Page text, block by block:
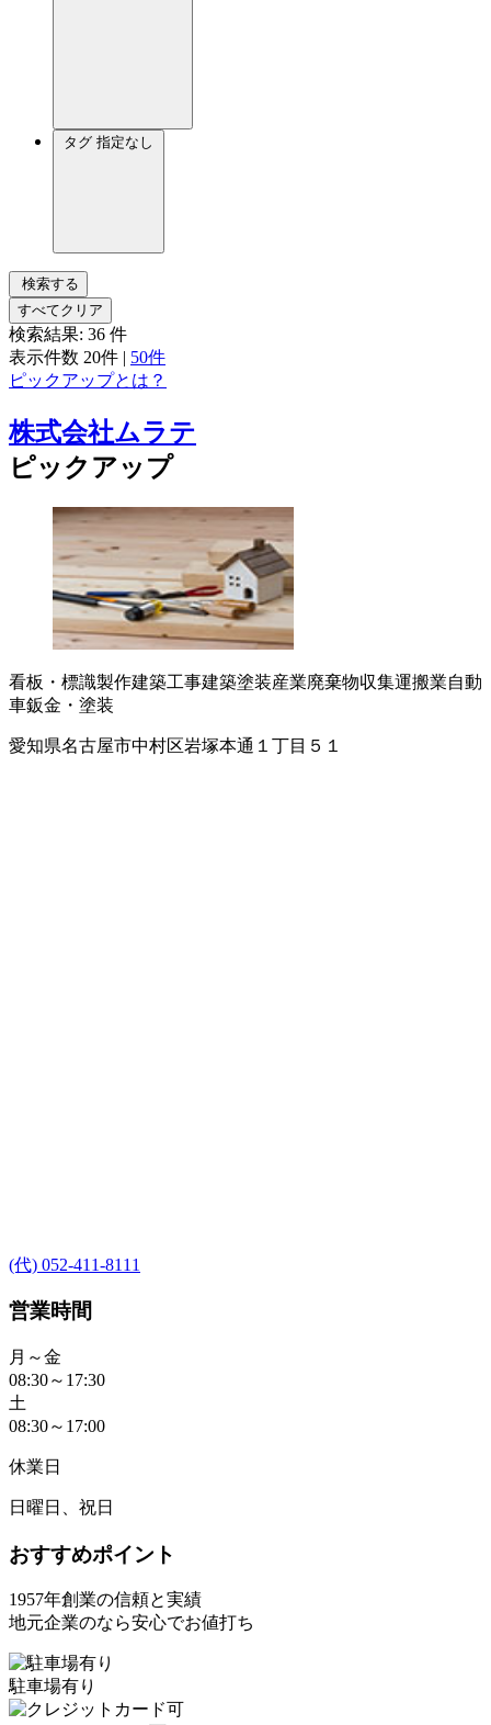
タグ 指定なし
検索する
すべてクリア
検索結果: 36 件
表示件数 20件 | 50件
ピックアップとは？
株式会社ムラテ
ピックアップ
看板・標識製作建築工事建築塗装産業廃棄物収集運搬業自動
車鈑金・塗装
愛知県名古屋市中村区岩塚本通１丁目５１
(代) 052-411-8111
営業時間
月～金
08:30～17:30
土
08:30～17:00
休業日
日曜日、祝日
おすすめポイント
1957年創業の信頼と実績
地元企業のなら安心でお値打ち
駐車場有り